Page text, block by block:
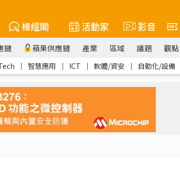
椽經閣 活動家 影音
鏈 蘋果供應鏈 產業 區域 議題 觀點
｜ 智慧應用 ｜ ICT ｜ 軟體/資安 ｜ 自動化/設備